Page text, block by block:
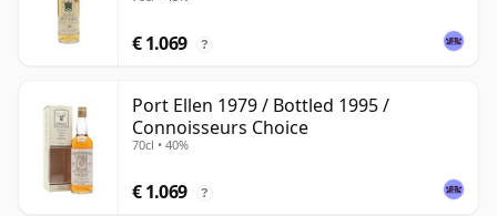
€ 1.069 ?
Port Ellen 1979 / Bottled 1995 /
Connoisseurs Choice
70cl • 40%
€ 1.069 ?